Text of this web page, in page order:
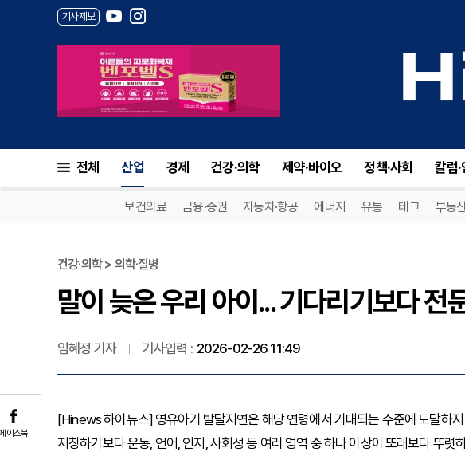
기사제보
전체 산업 경제 건강·의학 제약·바이오 정책·사회 칼럼
보건의료 금융·증권 자동차·항공 에너지 유통 테크 부동
이스북
건강·의학 > 의학·질병
말이 늦은 우리 아이... 기다리기보다 전
임혜정 기자 기사입력 : 2026-02-26 11:49
[Hinews 하이뉴스] 영유아기 발달지연은 해당 연령에서 기대되는 수준에 도달하
지칭하기보다 운동, 언어, 인지, 사회성 등 여러 영역 중 하나 이상이 또래보다 뚜렷